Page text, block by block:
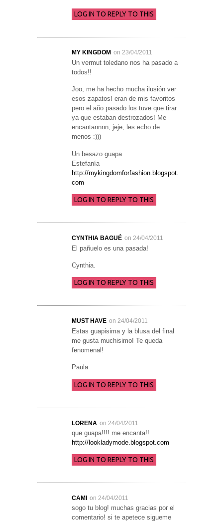
LOG IN TO REPLY TO THIS
MY KINGDOM on 23/04/2011
Un vermut toledano nos ha pasado a
todos!!
Joo, me ha hecho mucha ilusión ver
esos zapatos! eran de mis favoritos
pero el año pasado los tuve que tirar
ya que estaban destrozados! Me
encantannnn, jeje, les echo de
menos :)))
Un besazo guapa
Estefanía
http://mykingdomforfashion.blogspot.
com
LOG IN TO REPLY TO THIS
CYNTHIA BAGUÉ on 24/04/2011
El pañuelo es una pasada!
Cynthia.
LOG IN TO REPLY TO THIS
MUST HAVE on 24/04/2011
Estas guapisima y la blusa del final
me gusta muchisimo! Te queda
fenomenal!
Paula
LOG IN TO REPLY TO THIS
LORENA on 24/04/2011
que guapa!!!! me encanta!!
http://lookladymode.blogspot.com
LOG IN TO REPLY TO THIS
CAMI on 24/04/2011
sogo tu blog! muchas gracias por el
comentario! si te apetece sigueme